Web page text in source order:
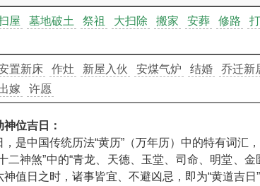
屋 墓地破土 祭祖 大扫除 搬家 安葬 修路
置新床 作灶 新屋入伙 安煤气炉 结婚 乔迁新
嫁 许愿
位吉日：
，是中国传统历法“黄历”（万年历）中的特有词汇
二神煞”中的“青龙、天德、玉堂、司命、明堂、
神值日之时，诸事皆宜、不避凶忌，即为“黄道吉日”